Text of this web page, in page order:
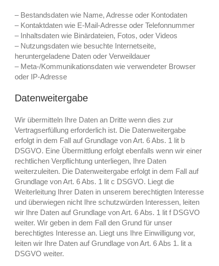
– Bestandsdaten wie Name, Adresse oder Kontodaten
– Kontaktdaten wie E-Mail-Adresse oder Telefonnummer
– Inhaltsdaten wie Binärdateien, Fotos, oder Videos
– Nutzungsdaten wie besuchte Internetseite,
heruntergeladene Daten oder Verweildauer
– Meta-/Kommunikationsdaten wie verwendeter Browser
oder IP-Adresse
Datenweitergabe
Wir übermitteln Ihre Daten an Dritte wenn dies zur
Vertragserfüllung erforderlich ist. Die Datenweitergabe
erfolgt in dem Fall auf Grundlage von Art. 6 Abs. 1 lit b
DSGVO. Eine Übermittlung erfolgt ebenfalls wenn wir einer
rechtlichen Verpflichtung unterliegen, Ihre Daten
weiterzuleiten. Die Datenweitergabe erfolgt in dem Fall auf
Grundlage von Art. 6 Abs. 1 lit c DSGVO. Liegt die
Weiterleitung Ihrer Daten in unserem berechtigten Interesse
und überwiegen nicht Ihre schutzwürden Interessen, leiten
wir Ihre Daten auf Grundlage von Art. 6 Abs. 1 lit f DSGVO
weiter. Wir geben in dem Fall den Grund für unser
berechtigtes Interesse an. Liegt uns Ihre Einwilligung vor,
leiten wir Ihre Daten auf Grundlage von Art. 6 Abs 1. lit a
DSGVO weiter.